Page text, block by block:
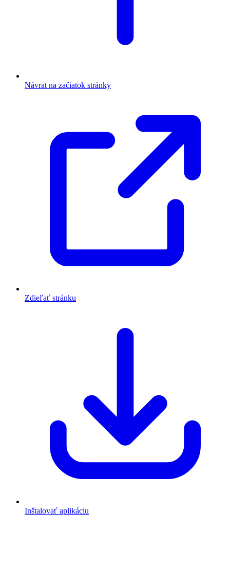
Návrat na začiatok stránky
Zdieľať stránku
Inštalovať aplikáciu